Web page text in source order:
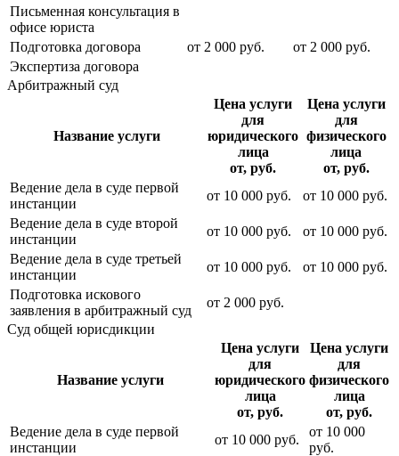
Письменная консультация в
офисе юриста
Подготовка договора
от 2 000 руб. от 2 000 руб.
Экспертиза договора
Арбитражный суд
Название услуги
Цена услуги
для
юридического
лица
от, руб.
Цена услуги
для
физического
лица
от, руб.
Ведение дела в суде первой
инстанции
от 10 000 руб. от 10 000 руб.
Ведение дела в суде второй
инстанции
от 10 000 руб. от 10 000 руб.
Ведение дела в суде третьей
инстанции
от 10 000 руб. от 10 000 руб.
Подготовка искового
заявления в арбитражный суд
от 2 000 руб.
Суд общей юрисдикции
Название услуги
Цена услуги
для
юридического
лица
от, руб.
Цена услуги
для
физического
лица
от, руб.
Ведение дела в суде первой
инстанции
от 10 000 руб.
от 10 000
руб.